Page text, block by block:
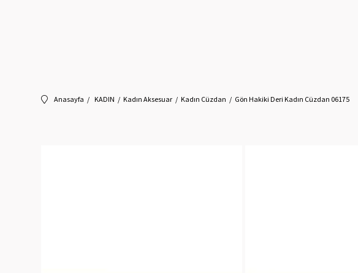
Anasayfa KADIN Kadın Aksesuar Kadın Cüzdan Gön Hakiki Deri Kadın Cüzdan 06175